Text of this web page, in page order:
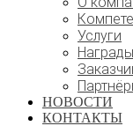
Услуги
Награды
НОВОСТИ
КОНТАКТЫ